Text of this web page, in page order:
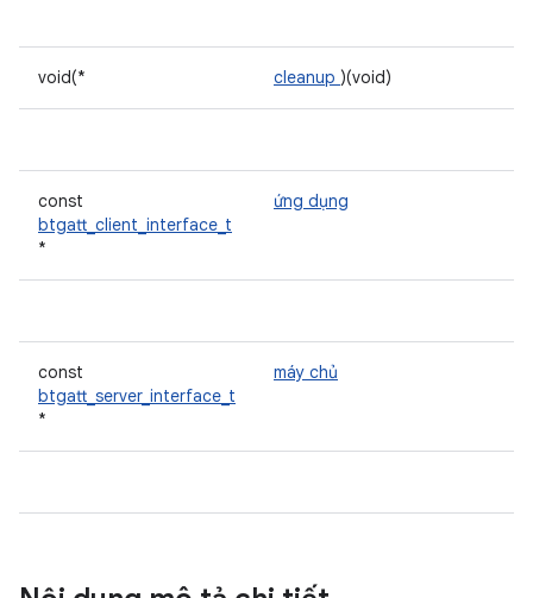
void(* cleanup )(void)
const
btgatt_client_interface_t
*
ứng dụng
const
btgatt_server_interface_t
*
máy chủ